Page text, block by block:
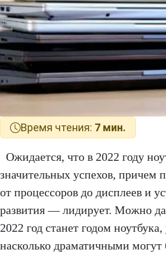
Время чтения: 7 мин.
Ожидается, что в 2022 году
значительных успехов, причем
от процессоров до дисплеев и
развития — лидирует. Можно
2022 год станет годом
насколько драматичными